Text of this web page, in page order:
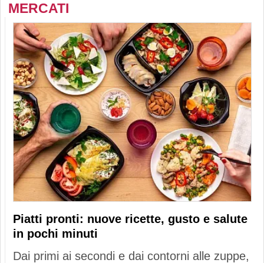
MERCATI
Piatti pronti: nuove ricette, gusto e salute
in pochi minuti
Dai primi ai secondi e dai contorni alle zuppe,